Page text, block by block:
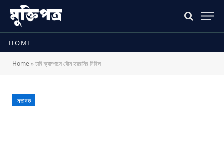
HOME
Home »ঢাবি ক্যাম্পাসে যৌন হয়রানির মিছিল
মতামত